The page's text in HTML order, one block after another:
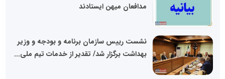
مدافعان میهن ایستادند
نشست رییس سازمان برنامه و بودجه و وزیر
بهداشت برگزار شد/ تقدیر از خدمات تیم ملی...